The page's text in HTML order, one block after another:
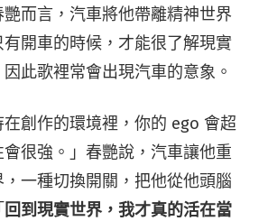
而言，汽車將他帶離精神世界
開車的時候，才能很了解現實
此歌裡常會出現汽車的意象。
在創作的環境裡，你的 ego 會超
很強。」春艷說，汽車讓他重
一種切換開關，把他從他頭腦
回到現實世界，我才真的活在當